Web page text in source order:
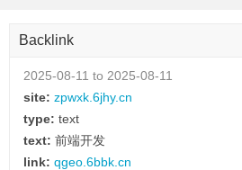
Backlink
2025-08-11 to 2025-08-11
site: zpwxk.6jhy.cn
type: text
text: 前端开发
link: qgeo.6bbk.cn